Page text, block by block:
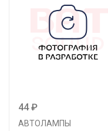
44₽
АВТОЛАМПЫ